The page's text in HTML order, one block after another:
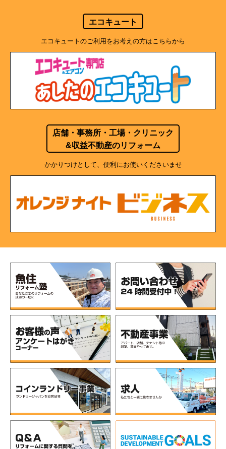
エコキュート
エコキュートのご利用をお考えの方はこちらから
店舗・事務所・工場・クリニック
&収益不動産のリフォーム
かかりつけとして、便利にお使いくださいませ